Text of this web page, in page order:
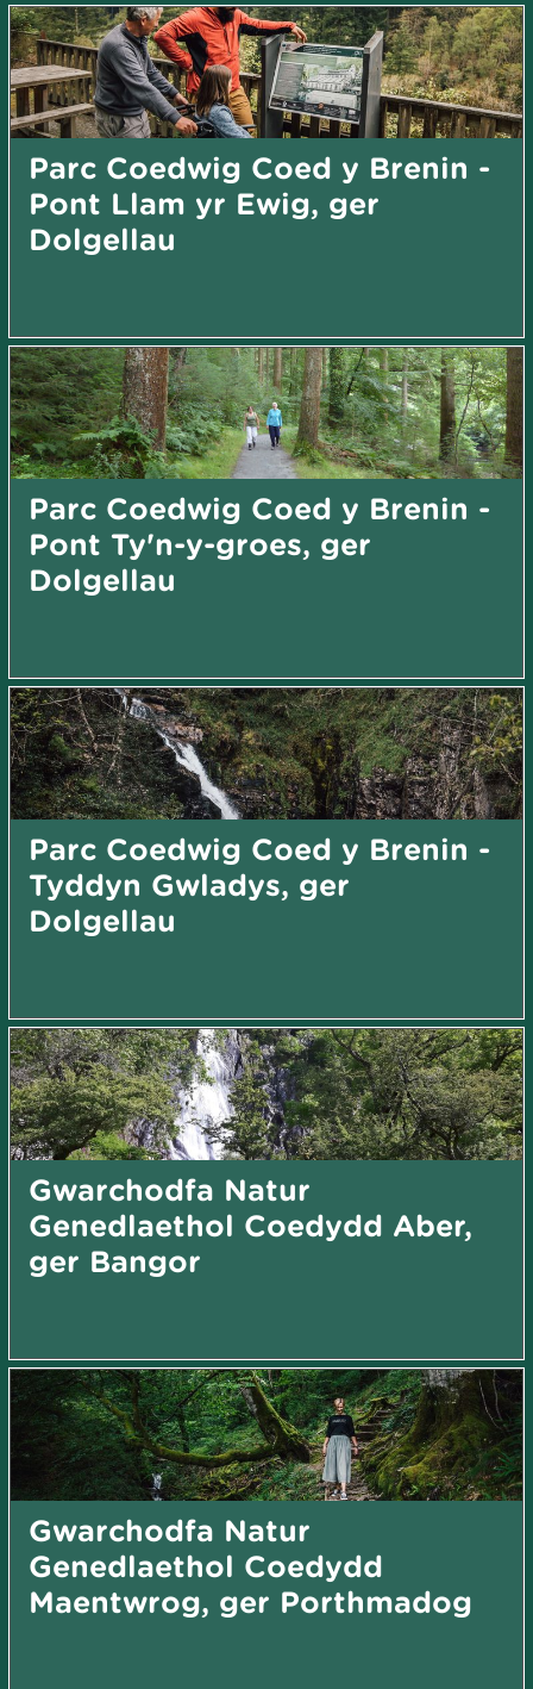
Parc Coedwig Coed y Brenin -
Pont Llam yr Ewig, ger
Dolgellau
Parc Coedwig Coed y Brenin -
Pont Ty'n-y-groes, ger
Dolgellau
Parc Coedwig Coed y Brenin -
Tyddyn Gwladys, ger
Dolgellau
Gwarchodfa Natur
Genedlaethol Coedydd Aber,
ger Bangor
Gwarchodfa Natur
Genedlaethol Coedydd
Maentwrog, ger Porthmadog